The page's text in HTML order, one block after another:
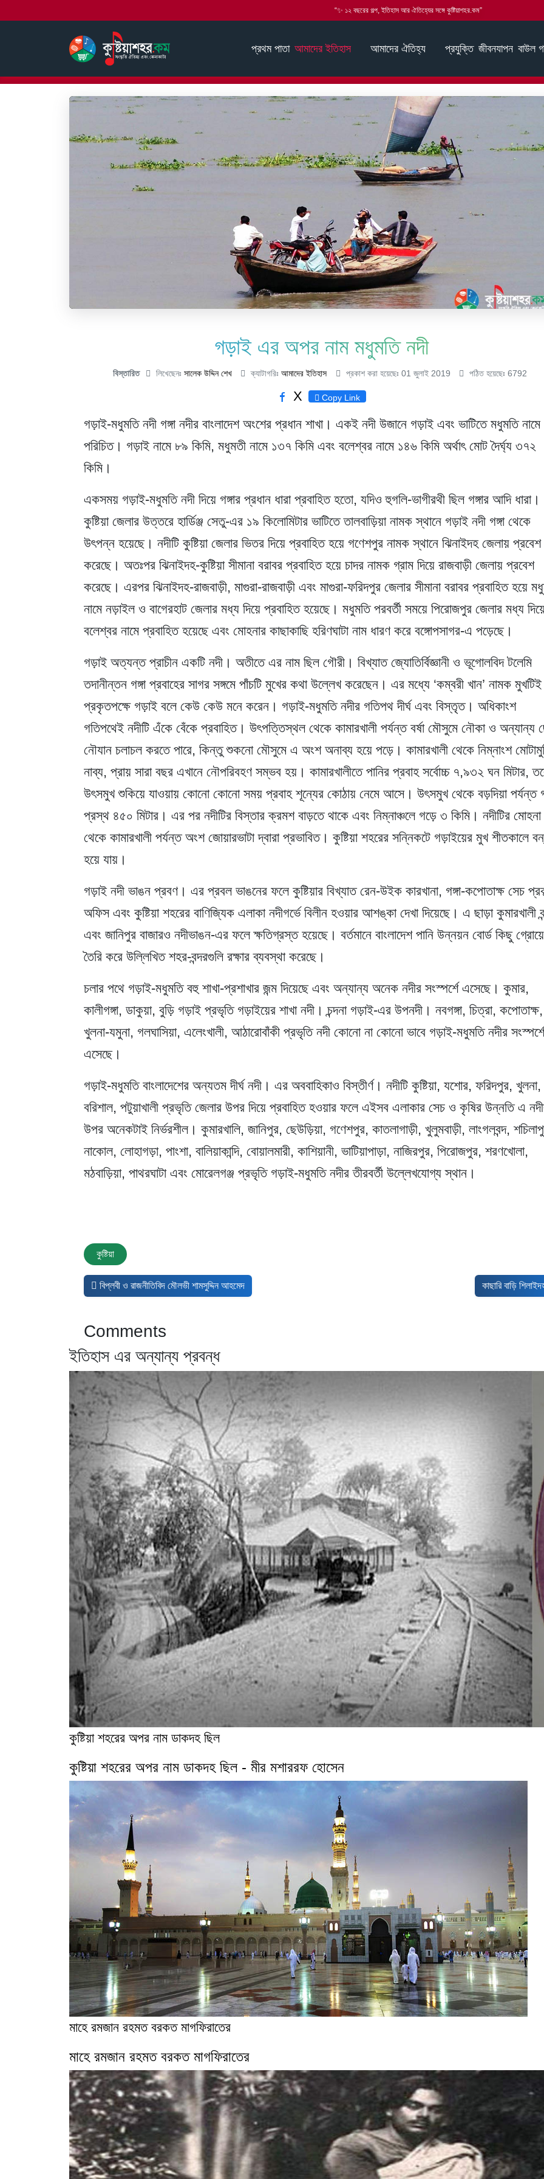
“✨ ১২ বছরের গল্প, ইতিহাস আর ঐতিহ্যের সঙ্গে কুষ্টিয়াশহর.কম”
প্রথম পাতা আমাদের ইতিহাস আমাদের ঐতিহ্য প্রযুক্তি জীবনযাপন বাউল
গড়াই এর অপর নাম মধুমতি নদী
বিস্তারিত লিখেছেনঃ সালেক উদ্দিন শেখ ক্যাটাগরিঃ আমাদের ইতিহাস প্রকাশ করা হয়েছেঃ 01 জুলাই 2019 পঠিত হয়েছেঃ 6792
X Copy Link
গড়াই-মধুমতি নদী গঙ্গা নদীর বাংলাদেশ অংশের প্রধান শাখা। একই নদী উজানে গড়াই এবং ভাটিতে মধুমতি নামে
পরিচিত। গড়াই নামে ৮৯ কিমি, মধুমতী নামে ১৩৭ কিমি এবং বলেশ্বর নামে ১৪৬ কিমি অর্থাৎ মোট দৈর্ঘ্য ৩৭২
কিমি।
একসময় গড়াই-মধুমতিনদী দিয়ে গঙ্গার প্রধান ধারা প্রবাহিত হতো, যদিও হুগলি-ভাগীরথী ছিল গঙ্গার আদি ধারা।
কুষ্টিয়া জেলার উত্তরে হার্ডিঞ্জ সেতু-এর ১৯ কিলোমিটার ভাটিতে তালবাড়িয়া নামক স্থানে গড়াই নদী গঙ্গা থেকে
উৎপন্ন হয়েছে। নদীটি কুষ্টিয়া জেলার ভিতর দিয়ে প্রবাহিত হয়ে গণেশপুর নামক স্থানে ঝিনাইদহ জেলায় প্রবেশ
করেছে। অতঃপর ঝিনাইদহ-কুষ্টিয়া সীমানা বরাবর প্রবাহিত হয়ে চাদর নামক গ্রাম দিয়ে রাজবাড়ী জেলায় প্রবেশ
করেছে। এরপর ঝিনাইদহ-রাজবাড়ী, মাগুরা-রাজবাড়ী এবং মাগুরা-ফরিদপুর জেলার সীমানা বরাবর প্রবাহিত হয়ে
নামে নড়াইল ও বাগেরহাট জেলার মধ্য দিয়ে প্রবাহিত হয়েছে। মধুমতি পরবর্তী সময়ে পিরোজপুর জেলার মধ্য
বলেশ্বর নামে প্রবাহিত হয়েছে এবং মোহনার কাছাকাছি হরিণঘাটা নাম ধারণ করে বঙ্গোপসাগর-এ পড়েছে।
গড়াই অত্যন্ত প্রাচীন একটি নদী। অতীতে এর নাম ছিল গৌরী। বিখ্যাত জ্যোতির্বিজ্ঞানী ও ভূগোলবিদ টলেমি
তদানীন্তন গঙ্গা প্রবাহের সাগর সঙ্গমে পাঁচটি মুখের কথা উল্লেখ করেছেন। এর মধ্যে ‘কম্বরী খান’ নামক মুখটিই
প্রকৃতপক্ষে গড়াই বলে কেউ কেউ মনে করেন। গড়াই-মধুমতি নদীর গতিপথ দীর্ঘ এবং বিস্তৃত। অধিকাংশ
গতিপথেই নদীটি এঁকে বেঁকে প্রবাহিত। উৎপত্তিস্থল থেকে কামারখালী পর্যন্ত বর্ষা মৌসুমে নৌকা ও অন্যান্য
নৌযান চলাচল করতে পারে, কিন্তু শুকনো মৌসুমে এ অংশ অনাব্য হয়ে পড়ে। কামারখালী থেকে নিম্নাংশ
নাব্য, প্রায় সারা বছর এখানে নৌপরিবহণ সম্ভব হয়। কামারখালীতে পানির প্রবাহ সর্বোচ্চ ৭,৯৩২ ঘন মিটার,
উৎসমুখ শুকিয়ে যাওয়ায় কোনো কোনো সময় প্রবাহ শূন্যের কোঠায় নেমে আসে। উৎসমুখ থেকে বড়দিয়া পর্যন্ত
প্রস্থ ৪৫০ মিটার। এর পর নদীটির বিস্তার ক্রমশ বাড়তে থাকে এবং নিম্নাঞ্চলে গড়ে ৩ কিমি। নদীটির মোহনা
থেকে কামারখালী পর্যন্ত অংশ জোয়ারভাটা দ্বারা প্রভাবিত। কুষ্টিয়া শহরের সন্নিকটে গড়াইয়ের মুখ শীতকালে
হয়ে যায়।
গড়াই নদী ভাঙন প্রবণ। এর প্রবল ভাঙনের ফলে কুষ্টিয়ার বিখ্যাত রেন-উইক কারখানা, গঙ্গা-কপোতাক্ষ সেচ
অফিস এবং কুষ্টিয়া শহরের বাণিজ্যিক এলাকা নদীগর্ভে বিলীন হওয়ার আশঙ্কা দেখা দিয়েছে। এ ছাড়া কুমারখালী
এবং জানিপুর বাজারও নদীভাঙন-এর ফলে ক্ষতিগ্রস্ত হয়েছে। বর্তমানে বাংলাদেশ পানি উন্নয়ন বোর্ড কিছু
তৈরি করে উল্লিখিত শহর-বন্দরগুলি রক্ষার ব্যবস্থা করেছে।
চলার পথে গড়াই-মধুমতি বহু শাখা-প্রশাখার জন্ম দিয়েছে এবং অন্যান্য অনেক নদীর সংস্পর্শে এসেছে। কুমার,
কালীগঙ্গা, ডাকুয়া, বুড়ি গড়াই প্রভৃতি গড়াইয়ের শাখা নদী। চন্দনা গড়াই-এর উপনদী। নবগঙ্গা, চিত্রা, কপোতাক্ষ,
খুলনা-যমুনা, গলঘাসিয়া, এলেংখালী, আঠারোবাঁকী প্রভৃতি নদী কোনো না কোনো ভাবে গড়াই-মধুমতি নদীর সংস্পর্শে
এসেছে।
গড়াই-মধুমতিবাংলাদেশের অন্যতম দীর্ঘ নদী। এর অববাহিকাও বিস্তীর্ণ। নদীটি কুষ্টিয়া, যশোর, ফরিদপুর, খুলনা,
বরিশাল, পটুয়াখালী প্রভৃতি জেলার উপর দিয়ে প্রবাহিত হওয়ার ফলে এইসব এলাকার সেচ ও কৃষির উন্নতি এ
উপর অনেকটাই নির্ভরশীল। কুমারখালি, জানিপুর, ছেউড়িয়া, গণেশপুর, কাতলাগাড়ী, খুলুমবাড়ী, লাংগলবন্দ,
নাকোল, লোহাগড়া, পাংশা, বালিয়াকান্দি, বোয়ালমারী, কাশিয়ানী, ভাটিয়াপাড়া, নাজিরপুর, পিরোজপুর, শরণখোলা,
মঠবাড়িয়া, পাথরঘাটা এবং মোরেলগঞ্জ প্রভৃতি গড়াই-মধুমতি নদীর তীরবর্তী উল্লেখযোগ্য স্থান।
কুষ্টিয়া
আগের নিবন্ধ: বিপ্লবী ও রাজনীতিবিদ মৌলভী শামসুদ্দিন আহমেদ
বিপ্লবী ও রাজনীতিবিদ মৌলভী শামসুদ্দিন আহমেদ পরবর্তী নিবন্ধ:
কাছারি বাড়ি
Comments
ইতিহাস এর অন্যান্য প্রবন্ধ
কুষ্টিয়া শহরের অপর নাম ডাকদহ ছিল
কুষ্টিয়া শহরের অপর নাম ডাকদহ ছিল - মীর মশাররফ হোসেন
মাহে রমজান রহমত বরকত মাগফিরাতের
মাহে রমজান রহমত বরকত মাগফিরাতের